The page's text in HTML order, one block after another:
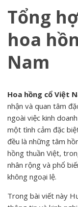
Tổng
hoa
Nam
Hoa hồng cổ Việt
nhận và quan tâm
ngoài việc kinh
một tình cảm đặc
đều là những tâm
hồng thuần Việt,
nhân rộng và phổ
không ngoại lệ.
Trong bài viết này